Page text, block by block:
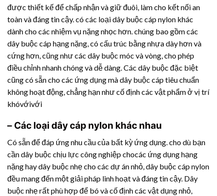
được thiết kế để chấp nhận và giữ đuôi, làm cho kết nối an
toàn và đáng tin cậy. có các loại dây buộc cáp nylon khác
dành cho các nhiệm vụ nặng nhọc hơn. chúng bao gồm các
dây buộc cáp hạng nặng, có cấu trúc bằng nhựa dày hơn và
cứng hơn, cũng như các dây buộc móc và vòng, cho phép
điều chỉnh nhanh chóng và dễ dàng. Các dây buộc đặc biệt
cũng có sẵn cho các ứng dụng mà dây buộc cáp tiêu chuẩn
không hoạt động, chẳng hạn như cố định các vật phẩm ở vị trí
khóvớivới
– Các loại dây cáp nylon khác nhau
Có sẵn để đáp ứng nhu cầu của bất kỳ ứng dụng. cho dù bạn
cần dây buộc chịu lực công nghiệp chocác ứng dụng hạng
nặng hay dây buộc nhẹ cho các dự án nhỏ, dây buộc cáp nylon
đều mang đến một giải pháp linh hoạt và đáng tin cậy. Dây
buộc nhẹ rất phù hợp để bó và cố định các vật dụng nhỏ,